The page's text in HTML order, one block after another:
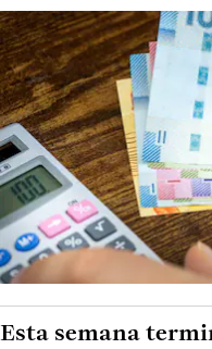
Esta semana